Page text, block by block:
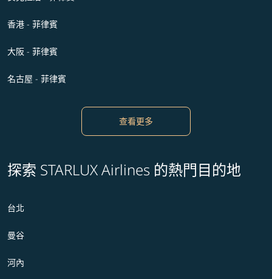
香港 - 菲律賓
大阪 - 菲律賓
名古屋 - 菲律賓
查看更多
探索 STARLUX Airlines 的熱門目的地
台北
曼谷
河內